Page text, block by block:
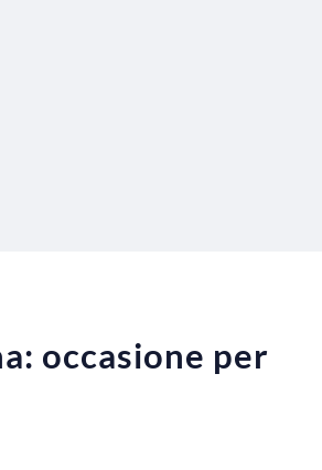
occasione per